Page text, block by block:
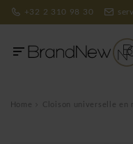
+32 2 310 98 30
Home Cloison universelle en